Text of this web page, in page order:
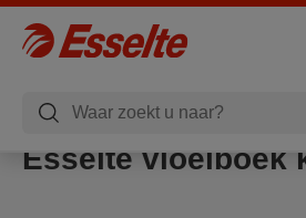
Esselte vloeiboek